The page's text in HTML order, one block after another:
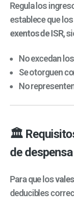
Regula los
establece que
exentos de ISR,
No excedan
Se otorguen
No
🏛
de
Para que los
deducibles